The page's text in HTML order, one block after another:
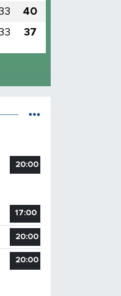
40
37
20:00
17:00
20:00
20:00